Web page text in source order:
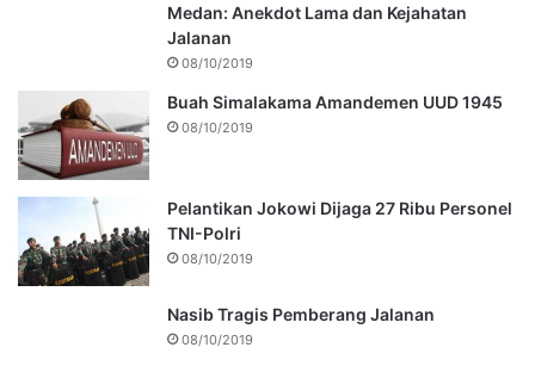
Medan: Anekdot Lama dan Kejahatan
Jalanan
08/10/2019
Buah Simalakama Amandemen UUD 1945
08/10/2019
Pelantikan Jokowi Dijaga 27 Ribu Personel
TNI-Polri
08/10/2019
Nasib Tragis Pemberang Jalanan
08/10/2019